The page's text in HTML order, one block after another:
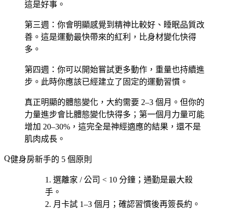
這是好事。
第三週 ：你會明顯感覺到精神比較好、睡眠品質改
善。這是運動最快帶來的紅利，比身材變化快得
多。
第四週 ：你可以開始嘗試更多動作，重量也持續進
步。此時你應該已經建立了固定的運動習慣。
真正明顯的體態變化，大約需要 2–3 個月。但你的
力量進步會比體態變化快得多；第一個月力量可能
增加 20–30%，這完全是神經適應的結果，還不是
肌肉成長。
健身房新手的 5 個原則
選離家 / 公司 < 10 分鐘 ；通勤是最大殺
手。
月卡試 1–3 個月
；確認習慣後再簽長約。